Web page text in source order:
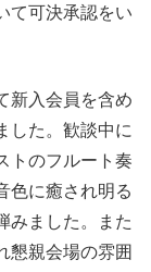
て可決承認をい
新入会員を含め
した。歓談中に
トのフルート奏
色に癒され明る
みました。また
懇親会場の雰囲